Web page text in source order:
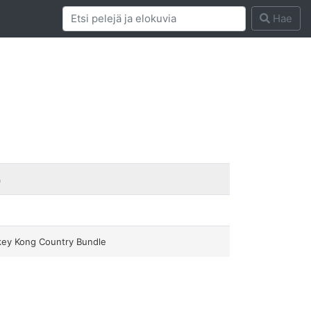
Hae
Kong Country Bundle